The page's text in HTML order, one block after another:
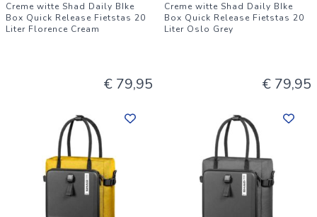
Creme witte Shad Daily BIke
Box Quick Release Fietstas 20
Liter Florence Cream
€ 79,95
Creme witte Shad Daily BIke
Box Quick Release Fietstas 20
Liter Oslo Grey
€ 79,95